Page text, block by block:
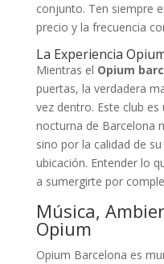
conjunto. Ten siempre
precio y la frecuencia
La Experiencia
Mientras el Opium
puertas, la verdadera
vez dentro. Este club
nocturna de Barcelona
sino por la calidad de
ubicación. Entender lo
a sumergirte por
Música,
Opium
Opium Barcelona es